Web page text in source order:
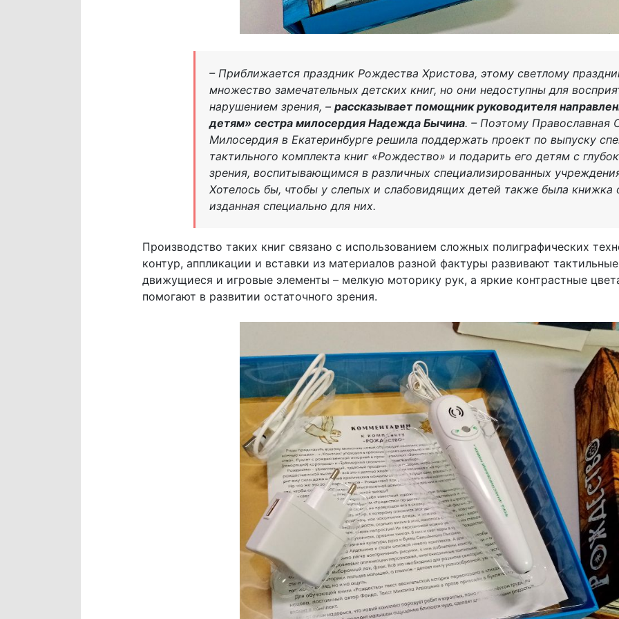
– Приближается праздник Рождества Христова, этому светлому
множество замечательных детских книг, но они недоступны для
нарушением зрения, –рассказывает помощник руководителя
детям» сестра милосердия Надежда Бычина. – Поэтому Православная
Милосердия в Екатеринбурге решила поддержать проект по выпуску
тактильного комплекта книг «Рождество» и подарить его детям с
зрения, воспитывающимся в различных специализированных
Хотелось бы, чтобы у слепых и слабовидящих детей также была книжка
изданная специально для них.
Производство таких книг связано с использованием сложных полиграфических
контур, аппликации и вставки из материалов разной фактуры развивают
движущиеся и игровые элементы – мелкую моторику рук, а яркие контрастные
помогают в развитии остаточного зрения.